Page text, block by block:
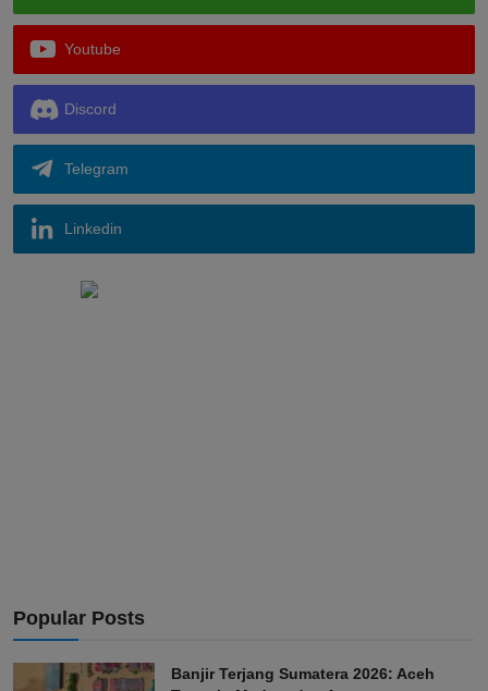
Youtube
Discord
Telegram
Linkedin
Popular Posts
Banjir Terjang Sumatera 2026: Aceh